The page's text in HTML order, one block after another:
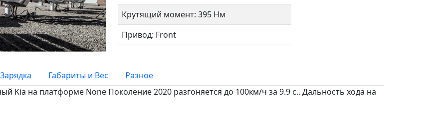
Крутящий момент: 395 Нм
Привод: Front
Зарядка Габариты и Вес
Разное
Kia на платформе None Поколение 2020 разгоняется до 100км/ч за 9.9 c.. Дальность хода на